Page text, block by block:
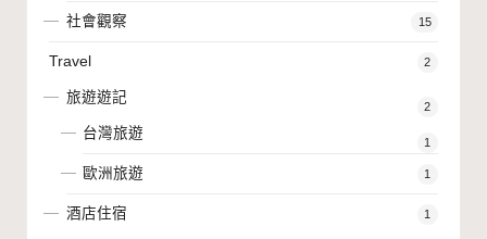
社會觀察 15
Travel 2
旅遊遊記
2
台灣旅遊
1
歐洲旅遊 1
酒店住宿 1